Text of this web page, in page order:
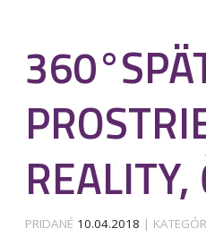
REALITY,
PRIDANÉ 10.04.2018 |